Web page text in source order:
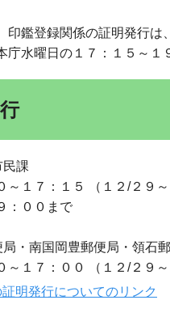
印鑑登録関係の証明発行は
庁水曜日の１７：１５～
民課
～１７：１５ （１２/２９～
：００まで
・南国岡豊郵便局・領石
～１７：００ （１２/２９～
明発行についてのリンク